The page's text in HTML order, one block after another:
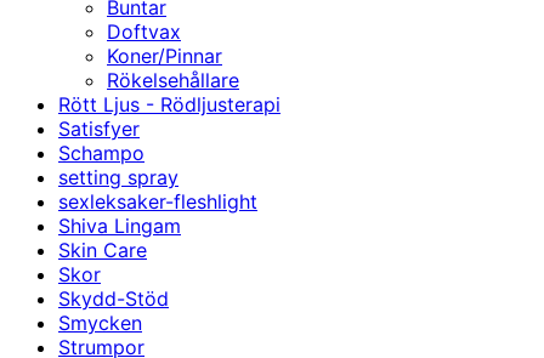
Buntar
Doftvax
Koner/Pinnar
Rökelsehållare
Rött Ljus - Rödljusterapi
Satisfyer
Schampo
setting spray
sexleksaker-fleshlight
Shiva Lingam
Skin Care
Skor
Skydd-Stöd
Smycken
Strumpor